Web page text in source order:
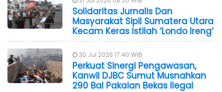
Solidaritas Jurnalis Dan
Masyarakat Sipil Sumatera Utara
Kecam Keras Istilah ‘Londo Ireng’
30 Jul 2026 17:40 WIB
Perkuat Sinergi Pengawasan,
Kanwil DJBC Sumut Musnahkan
290 Bal Pakaian Bekas Ilegal